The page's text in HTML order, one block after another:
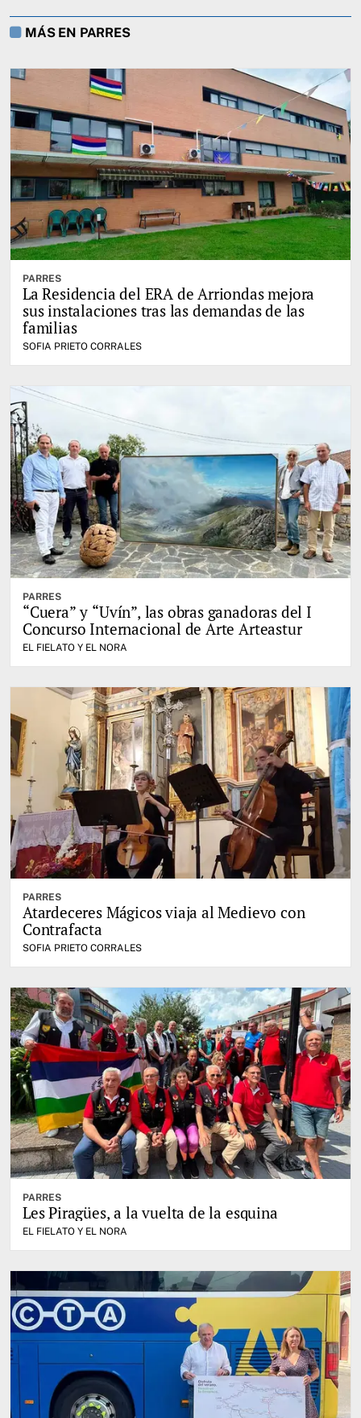
MÁS EN PARRES
PARRES
La Residencia del ERA de Arriondas mejora
sus instalaciones tras las demandas de las
familias
SOFIA PRIETO CORRALES
PARRES
“Cuera” y “Uvín”, las obras ganadoras del I
Concurso Internacional de Arte Arteastur
EL FIELATO Y EL NORA
PARRES
Atardeceres Mágicos viaja al Medievo con
Contrafacta
SOFIA PRIETO CORRALES
PARRES
Les Piragües, a la vuelta de la esquina
EL FIELATO Y EL NORA